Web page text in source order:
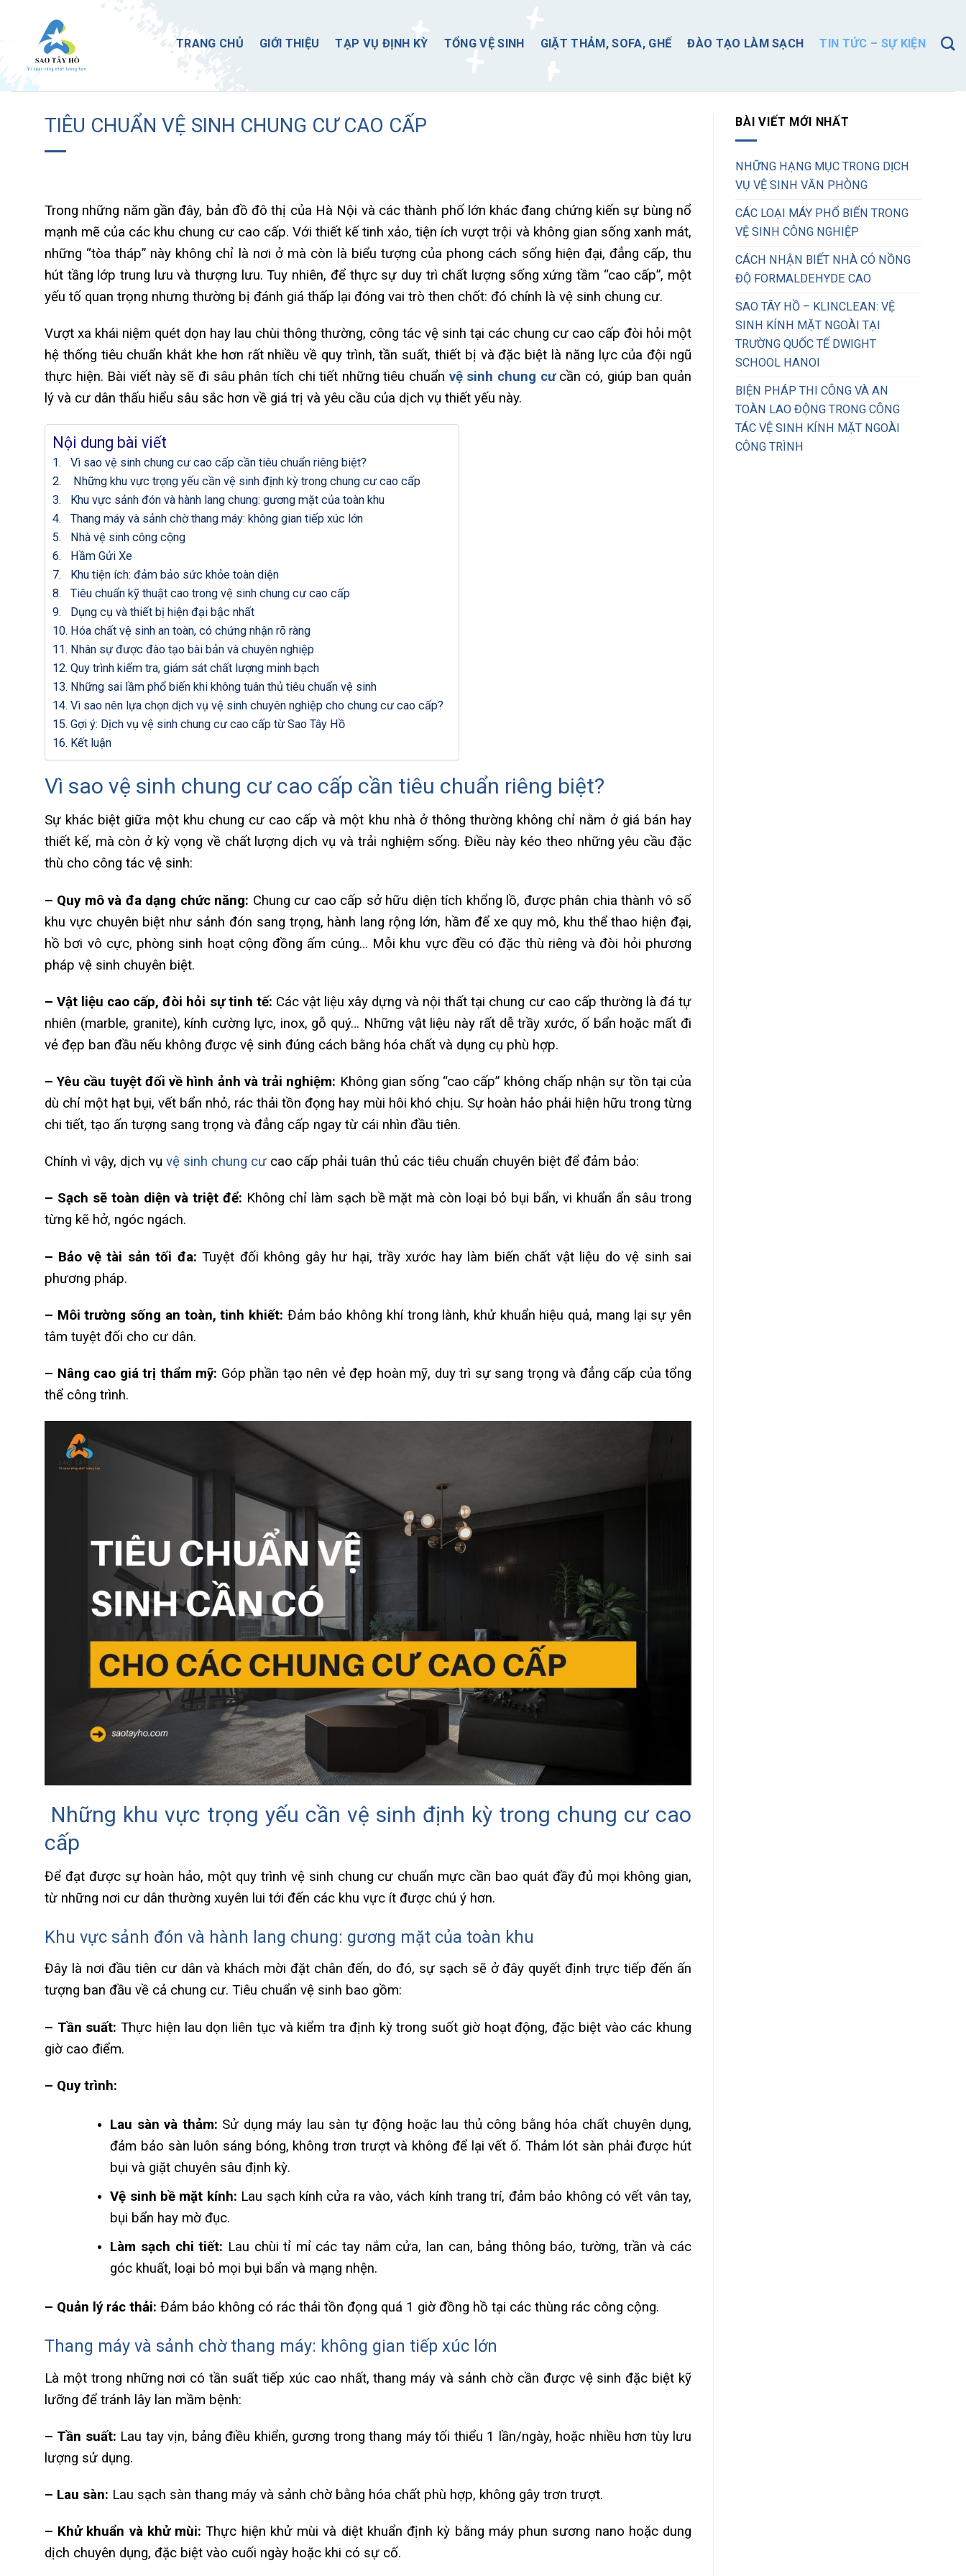
content
TRANG CHỦ GIỚI THIỆU TẠP VỤ ĐỊNH KỲ TỔNG VỆ SINH GIẶT THẢM, SOFA, GHẾ ĐÀO TẠO LÀM SẠCH TIN TỨC – SỰ KIỆN
TIÊU CHUẨN VỆ SINH CHUNG CƯ CAO CẤP
Trong những năm gần đây, bản đồ đô thị của Hà Nội và các thành phố lớn khác đang chứng kiến sự bùng nổ
mạnh mẽ của các khu chung cư cao cấp. Với thiết kế tinh xảo, tiện ích vượt trội và không gian sống xanh mát,
những “tòa tháp” này không chỉ là nơi ở mà còn là biểu tượng của phong cách sống hiện đại, đẳng cấp, thu
hút tầng lớp trung lưu và thượng lưu. Tuy nhiên, để thực sự duy trì chất lượng sống xứng tầm “cao cấp”, một
yếu tố quan trọng nhưng thường bị đánh giá thấp lại đóng vai trò then chốt: đó chính là vệ sinh chung cư.
Vượt xa khái niệm quét dọn hay lau chùi thông thường, công tác vệ sinh tại các chung cư cao cấp đòi hỏi một
hệ thống tiêu chuẩn khắt khe hơn rất nhiều về quy trình, tần suất, thiết bị và đặc biệt là năng lực của đội ngũ
thực hiện. Bài viết này sẽ đi sâu phân tích chi tiết những tiêu chuẩn vệ sinh chung cưcần có, giúp ban quản
lý và cư dân thấu hiểu sâu sắc hơn về giá trị và yêu cầu của dịch vụ thiết yếu này.
Nội dung bài viết
Vì sao vệ sinh chung cư cao cấp cần tiêu chuẩn riêng biệt?
Những khu vực trọng yếu cần vệ sinh định kỳ trong chung cư cao cấp
Khu vực sảnh đón và hành lang chung: gương mặt của toàn khu
Thang máy và sảnh chờ thang máy: không gian tiếp xúc lớn
Nhà vệ sinh công cộng
Hầm Gửi Xe
Khu tiện ích: đảm bảo sức khỏe toàn diện
Tiêu chuẩn kỹ thuật cao trong vệ sinh chung cư cao cấp
Dụng cụ và thiết bị hiện đại bậc nhất
Hóa chất vệ sinh an toàn, có chứng nhận rõ ràng
Nhân sự được đào tạo bài bản và chuyên nghiệp
Quy trình kiểm tra, giám sát chất lượng minh bạch
Những sai lầm phổ biến khi không tuân thủ tiêu chuẩn vệ sinh
Vì sao nên lựa chọn dịch vụ vệ sinh chuyên nghiệp cho chung cư cao cấp?
Gợi ý: Dịch vụ vệ sinh chung cư cao cấp từ Sao Tây Hồ
Kết luận
Vì sao vệ sinh chung cư cao cấp cần tiêu chuẩn riêng biệt?
Sự khác biệt giữa một khu chung cư cao cấp và một khu nhà ở thông thường không chỉ nằm ở giá bán hay
thiết kế, mà còn ở kỳ vọng về chất lượng dịch vụ và trải nghiệm sống. Điều này kéo theo những yêu cầu đặc
thù cho công tác vệ sinh:
– Quy mô và đa dạng chức năng: Chung cư cao cấp sở hữu diện tích khổng lồ, được phân chia thành vô số
khu vực chuyên biệt như sảnh đón sang trọng, hành lang rộng lớn, hầm để xe quy mô, khu thể thao hiện đại,
hồ bơi vô cực, phòng sinh hoạt cộng đồng ấm cúng… Mỗi khu vực đều có đặc thù riêng và đòi hỏi phương
pháp vệ sinh chuyên biệt.
– Vật liệu cao cấp, đòi hỏi sự tinh tế: Các vật liệu xây dựng và nội thất tại chung cư cao cấp thường là đá tự
nhiên (marble, granite), kính cường lực, inox, gỗ quý… Những vật liệu này rất dễ trầy xước, ố bẩn hoặc mất đi
vẻ đẹp ban đầu nếu không được vệ sinh đúng cách bằng hóa chất và dụng cụ phù hợp.
– Yêu cầu tuyệt đối về hình ảnh và trải nghiệm: Không gian sống “cao cấp” không chấp nhận sự tồn tại của
dù chỉ một hạt bụi, vết bẩn nhỏ, rác thải tồn đọng hay mùi hôi khó chịu. Sự hoàn hảo phải hiện hữu trong từng
chi tiết, tạo ấn tượng sang trọng và đẳng cấp ngay từ cái nhìn đầu tiên.
Chính vì vậy, dịch vụ vệ sinh chung cư cao cấp phải tuân thủ các tiêu chuẩn chuyên biệt để đảm bảo:
– Sạch sẽ toàn diện và triệt để: Không chỉ làm sạch bề mặt mà còn loại bỏ bụi bẩn, vi khuẩn ẩn sâu trong
từng kẽ hở, ngóc ngách.
– Bảo vệ tài sản tối đa: Tuyệt đối không gây hư hại, trầy xước hay làm biến chất vật liệu do vệ sinh sai
phương pháp.
– Môi trường sống an toàn, tinh khiết: Đảm bảo không khí trong lành, khử khuẩn hiệu quả, mang lại sự yên
tâm tuyệt đối cho cư dân.
– Nâng cao giá trị thẩm mỹ: Góp phần tạo nên vẻ đẹp hoàn mỹ, duy trì sự sang trọng và đẳng cấp của tổng
thể công trình.
Những khu vực trọng yếu cần vệ sinh định kỳ trong chung cư cao
cấp
Để đạt được sự hoàn hảo, một quy trình vệ sinh chung cư chuẩn mực cần bao quát đầy đủ mọi không gian,
từ những nơi cư dân thường xuyên lui tới đến các khu vực ít được chú ý hơn.
Khu vực sảnh đón và hành lang chung: gương mặt của toàn khu
Đây là nơi đầu tiên cư dân và khách mời đặt chân đến, do đó, sự sạch sẽ ở đây quyết định trực tiếp đến ấn
tượng ban đầu về cả chung cư. Tiêu chuẩn vệ sinh bao gồm:
– Tần suất: Thực hiện lau dọn liên tục và kiểm tra định kỳ trong suốt giờ hoạt động, đặc biệt vào các khung
giờ cao điểm.
– Quy trình:
Lau sàn và thảm: Sử dụng máy lau sàn tự động hoặc lau thủ công bằng hóa chất chuyên dụng,
đảm bảo sàn luôn sáng bóng, không trơn trượt và không để lại vết ố. Thảm lót sàn phải được hút
bụi và giặt chuyên sâu định kỳ.
Vệ sinh bề mặt kính: Lau sạch kính cửa ra vào, vách kính trang trí, đảm bảo không có vết vân tay,
bụi bẩn hay mờ đục.
Làm sạch chi tiết: Lau chùi tỉ mỉ các tay nắm cửa, lan can, bảng thông báo, tường, trần và các
góc khuất, loại bỏ mọi bụi bẩn và mạng nhện.
– Quản lý rác thải: Đảm bảo không có rác thải tồn đọng quá 1 giờ đồng hồ tại các thùng rác công cộng.
Thang máy và sảnh chờ thang máy: không gian tiếp xúc lớn
Là một trong những nơi có tần suất tiếp xúc cao nhất, thang máy và sảnh chờ cần được vệ sinh đặc biệt kỹ
lưỡng để tránh lây lan mầm bệnh:
– Tần suất: Lau tay vịn, bảng điều khiển, gương trong thang máy tối thiểu 1 lần/ngày, hoặc nhiều hơn tùy lưu
lượng sử dụng.
– Lau sàn: Lau sạch sàn thang máy và sảnh chờ bằng hóa chất phù hợp, không gây trơn trượt.
– Khử khuẩn và khử mùi: Thực hiện khử mùi và diệt khuẩn định kỳ bằng máy phun sương nano hoặc dung
dịch chuyên dụng, đặc biệt vào cuối ngày hoặc khi có sự cố.
BÀI VIẾT MỚI NHẤT
NHỮNG HẠNG MỤC TRONG DỊCH
VỤ VỆ SINH VĂN PHÒNG
CÁC LOẠI MÁY PHỔ BIẾN TRONG
VỆ SINH CÔNG NGHIỆP
CÁCH NHẬN BIẾT NHÀ CÓ NỒNG
ĐỘ FORMALDEHYDE CAO
SAO TÂY HỒ – KLINCLEAN: VỆ
SINH KÍNH MẶT NGOÀI TẠI
TRƯỜNG QUỐC TẾ DWIGHT
SCHOOL HANOI
BIỆN PHÁP THI CÔNG VÀ AN
TOÀN LAO ĐỘNG TRONG CÔNG
TÁC VỆ SINH KÍNH MẶT NGOÀI
CÔNG TRÌNH